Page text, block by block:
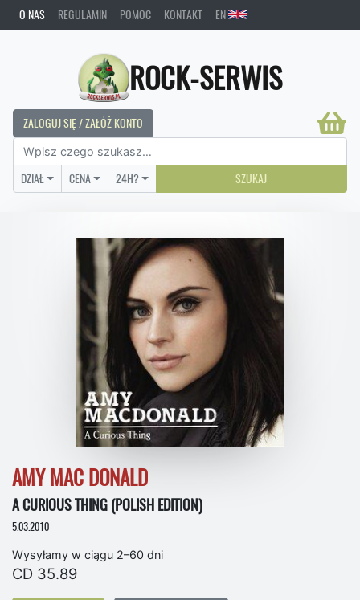
O NAS REGULAMIN POMOC KONTAKT EN
ROCK-SERWIS
ZALOGUJ SIĘ / ZAŁÓŻ KONTO
DZIAŁ CENA 24H? SZUKAJ
AMY MAC DONALD
A CURIOUS THING (POLISH EDITION)
5.03.2010
Wysyłamy w ciągu 2–60 dni
CD 35.89